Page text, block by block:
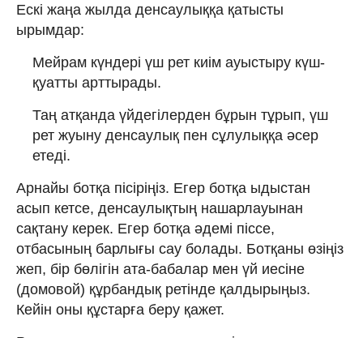
Ескі жаңа жылда денсаулыққа қатысты
ырымдар:
Мейрам күндері үш рет киім ауыстыру күш-
қуатты арттырады.
Таң атқанда үйдегілерден бұрын тұрып, үш
рет жуыну денсаулық пен сұлулыққа әсер
етеді.
Арнайы ботқа пісіріңіз. Егер ботқа ыдыстан
асып кетсе, денсаулықтың нашарлауынан
сақтану керек. Егер ботқа әдемі піссе,
отбасының барлығы сау болады. Ботқаны өзіңіз
жеп, бір бөлігін ата-бабалар мен үй иесіне
(домовой) құрбандық ретінде қалдырыңыз.
Кейін оны құстарға беру қажет.